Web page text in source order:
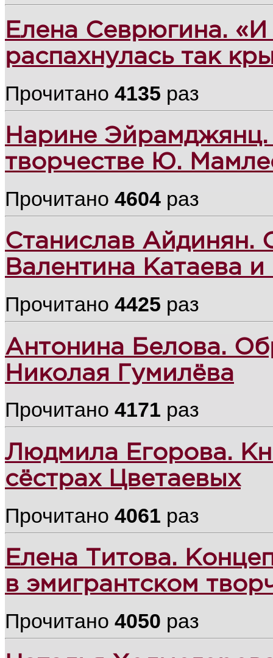
Елена Севрюгина. «И
распахнулась так
Прочитано 4135 раз
Нарине
творчестве Ю.
Прочитано 4604 раз
Станислав Айдинян.
Валентина Катаева
Прочитано 4425 раз
Антонина Белова.
Николая Гумилёва
Прочитано 4171 раз
Людмила Егорова.
сёстрах Цветаевых
Прочитано 4061 раз
Елена Титова.
в эмигрантском
Прочитано 4050 раз